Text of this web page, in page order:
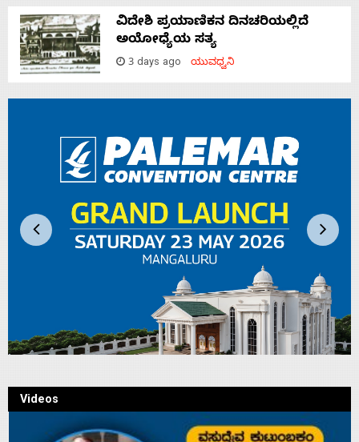
ವಿದೇಶಿ ಪ್ರಯಾಣಿಕನ ದಿನಚರಿಯಲ್ಲಿದೆ
ಅಯೋಧ್ಯೆಯ ಸತ್ಯ
3 days ago ಯುವಧ್ವನಿ
Videos